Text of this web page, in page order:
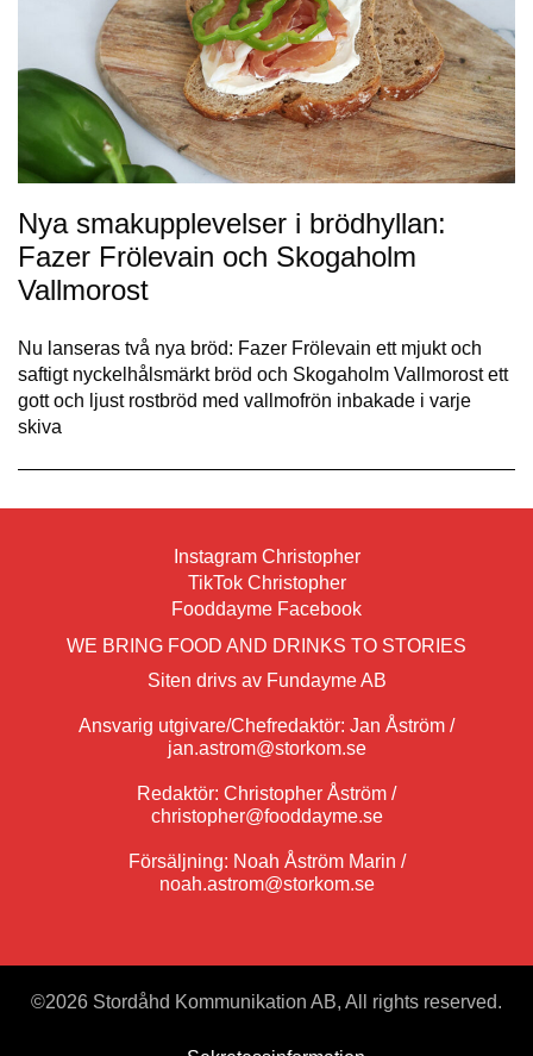
Nya smakupplevelser i brödhyllan:
Fazer Frölevain och Skogaholm
Vallmorost
Nu lanseras två nya bröd: Fazer Frölevain ett mjukt och
saftigt nyckelhålsmärkt bröd och Skogaholm Vallmorost ett
gott och ljust rostbröd med vallmofrön inbakade i varje
skiva
Instagram Christopher
TikTok Christopher
Fooddayme Facebook
WE BRING FOOD AND DRINKS TO STORIES
Siten drivs av Fundayme AB
Ansvarig utgivare/Chefredaktör: Jan Åström /
jan.astrom@storkom.se
Redaktör: Christopher Åström /
christopher@fooddayme.se
Försäljning: Noah Åström Marin /
noah.astrom@storkom.se
©2026 Stordåhd Kommunikation AB, All rights reserved.